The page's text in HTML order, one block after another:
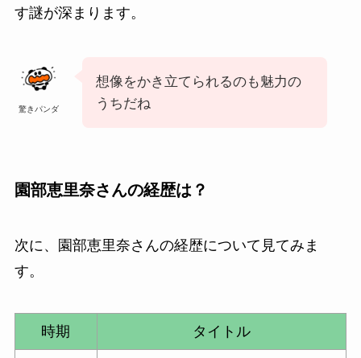
す謎が深まります。
驚きパンダ
想像をかき立てられるのも魅力の
うちだね
園部恵里奈さんの経歴は？
次に、園部恵里奈さんの経歴について見てみま
す。
時期 タイトル